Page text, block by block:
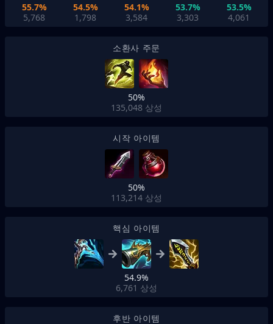
55.7%
5,768
54.5%
1,798
54.1%
3,584
53.7%
3,303
53.5%
4,061
소환사 주문
50%
135,048 상성
시작 아이템
50%
113,214 상성
핵심 아이템
54.9%
6,761 상성
후반 아이템